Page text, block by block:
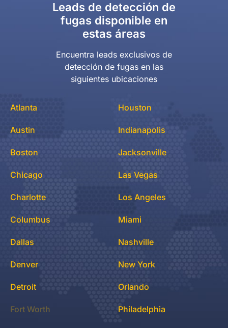
Leads de detección de
fugas disponible en
estas áreas
Encuentra leads exclusivos de
detección de fugas en las
siguientes ubicaciones
Atlanta
Austin
Boston
Chicago
Charlotte
Columbus
Dallas
Denver
Detroit
Fort Worth
Houston
Indianapolis
Jacksonville
Las Vegas
Los Angeles
Miami
Nashville
New York
Orlando
Philadelphia